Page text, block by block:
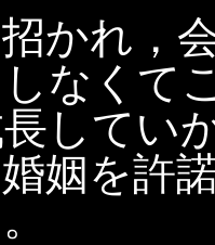
かれ，
なくて
してい
姻を許